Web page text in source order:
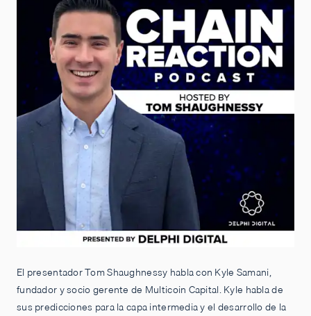
El presentador Tom Shaughnessy habla con Kyle Samani,
fundador y socio gerente de Multicoin Capital. Kyle habla de
sus predicciones para la capa intermedia y el desarrollo de la